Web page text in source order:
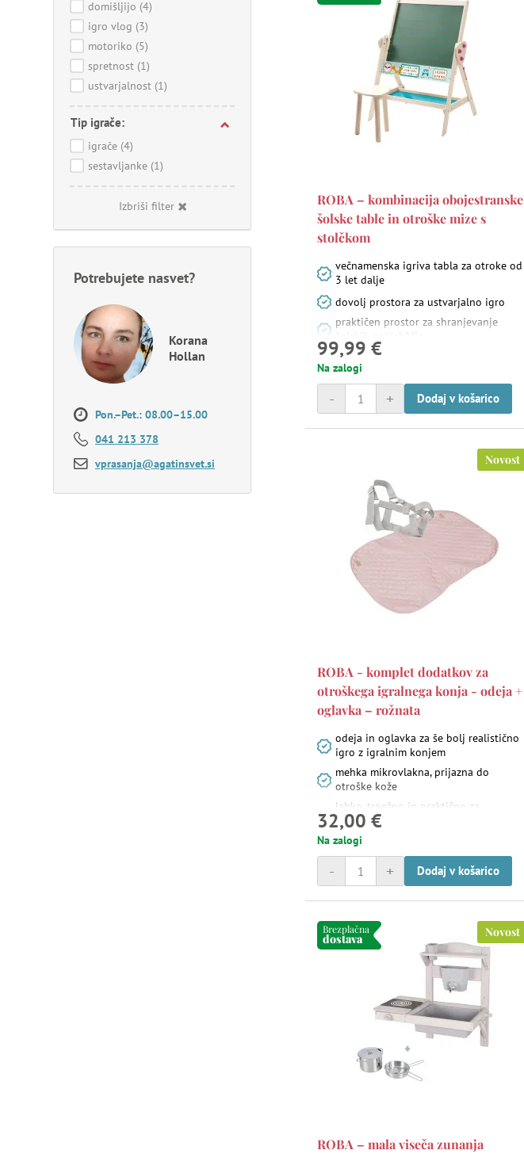
domišljijo (4)
igro vlog (3)
motoriko (5)
spretnost (1)
ustvarjalnost (1)
Tip igrače:
igrače (4)
sestavljanke (1)
Izbriši filter
Potrebujete nasvet?
Korana
Hollan
Pon.–Pet.: 08.00–15.00
041 213 378
vprasanja@agatinsvet.si
ROBA – kombinacija obojestranske
šolske table in otroške mize s
stolčkom
večnamenska igriva tabla za otroke od
3 let dalje
dovolj prostora za ustvarjalno igro
praktičen prostor za shranjevanje
šolskih potrebščin
99,99 €
Na zalogi
+
- Dodaj v košarico
Novost
ROBA - komplet dodatkov za
otroškega igralnega konja - odeja +
oglavka – rožnata
odeja in oglavka za še bolj realistično
igro z igralnim konjem
mehka mikrovlakna, prijazna do
otroške kože
lahko, trpežno in praktično za
vsakodnevno uporabo
32,00 €
Na zalogi
+
- Dodaj v košarico
Brezplačna
dostava Novost
ROBA – mala viseča zunanja